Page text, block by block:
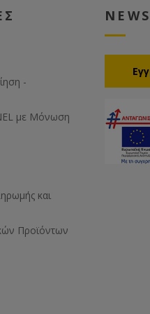
-
με Μόνωση
και
Προϊόντων